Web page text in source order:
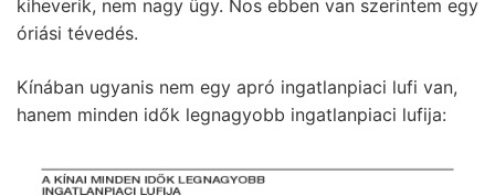
kiheverik, nem nagy ügy. Nos ebben van szerintem egy
óriási tévedés.
Kínában ugyanis nem egy apró ingatlanpiaci lufi van,
hanem minden idők legnagyobb ingatlanpiaci lufija: